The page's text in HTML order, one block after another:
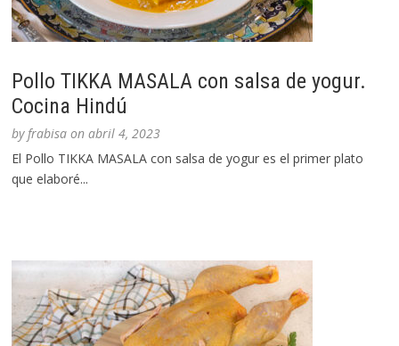
Pollo TIKKA MASALA con salsa de yogur.
Cocina Hindú
byfrabisa onabril 4, 2023
El Pollo TIKKA MASALA con salsa de yogur es el primer plato
que elaboré...